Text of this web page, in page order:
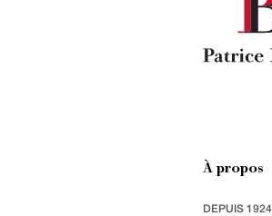
À propos
DEPUIS 1924